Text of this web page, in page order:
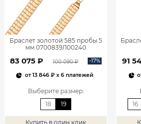
Браслет золотой 585 пробы 5
мм 0700839Л00240
83 075 ₽ 100 090 ₽ -17%
от13 846 ₽x 6 платежей
Выберите размер:
18
19
Купить в один клик
91
16